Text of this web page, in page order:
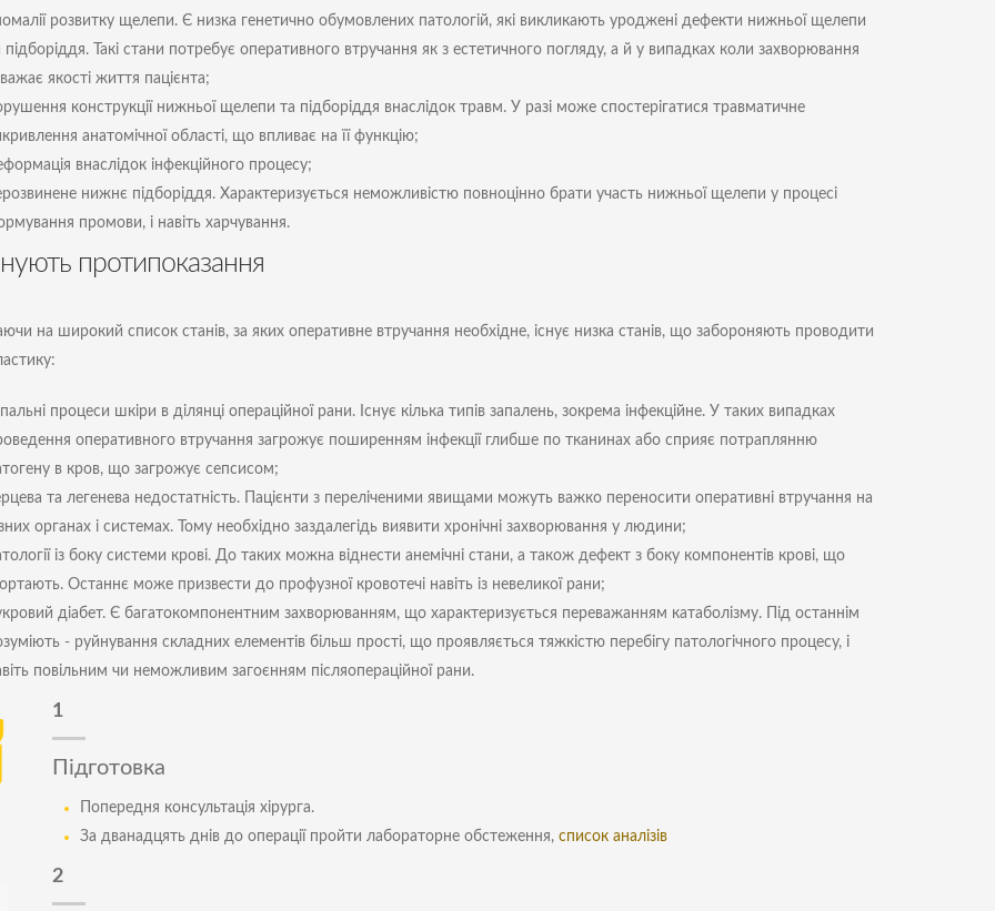
розвитку щелепи. Є низка генетично обумовлених патологій, які викликають уроджені дефекти нижньої щелепи
підборіддя. Такі стани потребує оперативного втручання як з естетичного погляду, а й у випадках коли захворювання
якості життя пацієнта;
конструкції нижньої щелепи та підборіддя внаслідок травм. У разі може спостерігатися травматичне
анатомічної області, що впливає на її функцію;
внаслідок інфекційного процесу;
нижнє підборіддя. Характеризується неможливістю повноцінно брати участь нижньої щелепи у процесі
промови, і навіть харчування.
протипоказання
на широкий список станів, за яких оперативне втручання необхідне, існує низка станів, що забороняють проводити
процеси шкіри в ділянці операційної рани. Існує кілька типів запалень, зокрема інфекційне. У таких випадках
оперативного втручання загрожує поширенням інфекції глибше по тканинах або сприяє потраплянню
в кров, що загрожує сепсисом;
та легенева недостатність. Пацієнти з переліченими явищами можуть важко переносити оперативні втручання на
органах і системах. Тому необхідно заздалегідь виявити хронічні захворювання у людини;
із боку системи крові. До таких можна віднести анемічні стани, а також дефект з боку компонентів крові, що
Останнє може призвести до профузної кровотечі навіть із невеликої рани;
діабет. Є багатокомпонентним захворюванням, що характеризується переважанням катаболізму. Під останнім
- руйнування складних елементів більш прості, що проявляється тяжкістю перебігу патологічного процесу, і
повільним чи неможливим загоєнням післяопераційної рани.
1
Підготовка
Попередня консультація хірурга.
За дванадцять днів до операції пройти лабораторне обстеження, список аналізів
2